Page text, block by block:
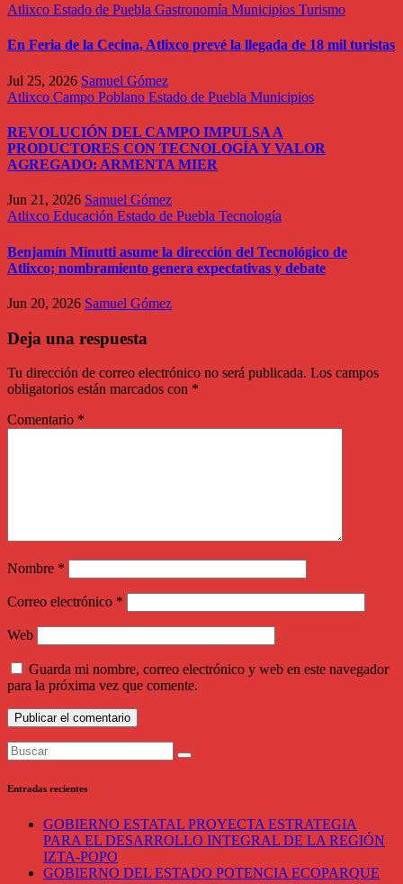
Atlixco Estado de Puebla Gastronomía Municipios Turismo
En Feria de la Cecina, Atlixco prevé la llegada de 18 mil turistas
Jul 25, 2026 Samuel Gómez
Atlixco Campo Poblano Estado de Puebla Municipios
REVOLUCIÓN DEL CAMPO IMPULSA A
PRODUCTORES CON TECNOLOGÍA Y VALOR
AGREGADO: ARMENTA MIER
Jun 21, 2026 Samuel Gómez
Atlixco Educación Estado de Puebla Tecnología
Benjamín Minutti asume la dirección del Tecnológico de
Atlixco; nombramiento genera expectativas y debate
Jun 20, 2026 Samuel Gómez
Deja una respuesta
Tu dirección de correo electrónico no será publicada. Los campos
obligatorios están marcados con *
Comentario *
Nombre *
Correo electrónico *
Web
Guarda mi nombre, correo electrónico y web en este navegador
para la próxima vez que comente.
Entradas recientes
GOBIERNO ESTATAL PROYECTA ESTRATEGIA
PARA EL DESARROLLO INTEGRAL DE LA REGIÓN
IZTA-POPO
GOBIERNO DEL ESTADO POTENCIA ECOPARQUE